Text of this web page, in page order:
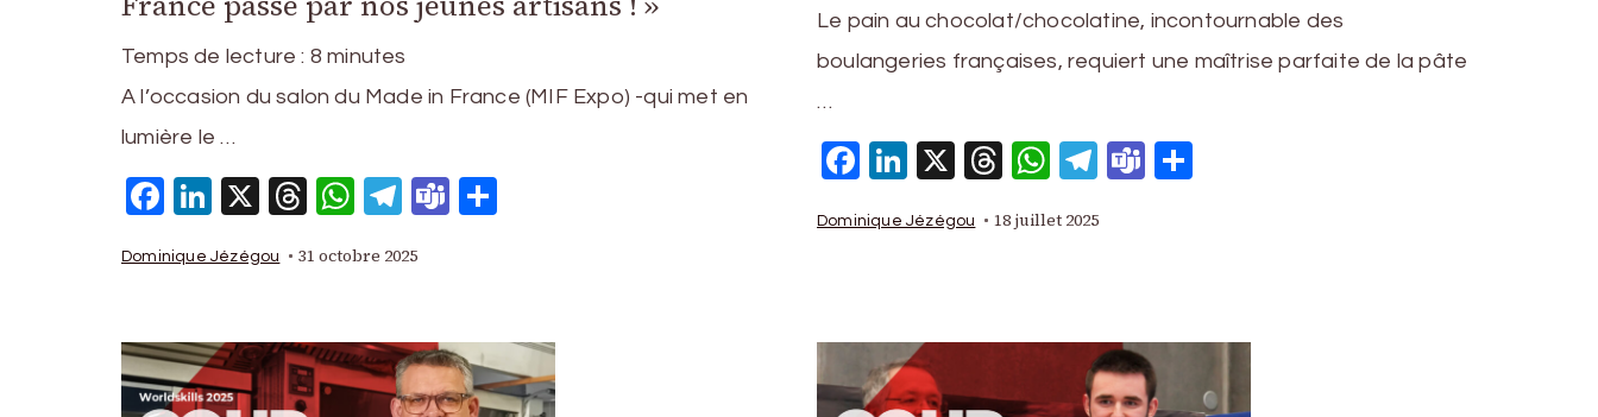
Temps de lecture : 8 minutes
A l’occasion du salon du Made in France (MIF Expo) -qui met en
lumière le …
Facebook
LinkedIn
X Threads
WhatsApp
Telegram
Teams
Dominique Jézégou 31 octobre 2025
Le pain au chocolat/chocolatine, incontournable des
boulangeries françaises, requiert une maîtrise parfaite de la pâte
…
Facebook
LinkedIn
X Threads
WhatsApp
Telegram
Teams
Dominique Jézégou 18 juillet 2025